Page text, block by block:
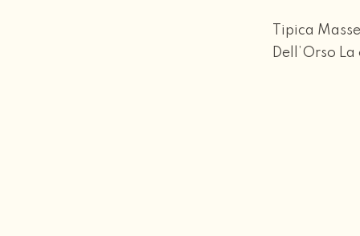
Tipica
Dell’Orso